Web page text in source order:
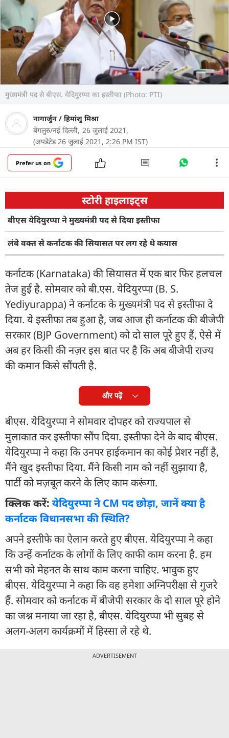
मुख्यमंत्री पद से बीएस. येदियुरप्पा का इस्तीफा (Photo: PTI)
नागार्जुन / हिमांशु मिश्रा
बेंगलुरु/नई दिल्ली, 26 जुलाई 2021,
(अपडेटेड 26 जुलाई 2021, 2:26 PM IST)
Prefer us on
स्टोरी हाइलाइट्स
बीएस येदियुरप्पा ने मुख्यमंत्री पद से दिया इस्तीफा
लंबे वक्त से कर्नाटक की सियासत पर लग रहे थे कयास
कर्नाटक (Karnataka) की सियासत में एक बार फिर हलचल
तेज हुई है. सोमवार को बी.एस. येदियुरप्पा (B. S.
Yediyurappa) ने कर्नाटक के मुख्यमंत्री पद से इस्तीफा दे
दिया. ये इस्तीफा तब हुआ है, जब आज ही कर्नाटक की बीजेपी
सरकार (BJP Government) को दो साल पूरे हुए हैं, ऐसे में
अब हर किसी की नज़र इस बात पर है कि अब बीजेपी राज्य
की कमान किसे सौंपती है.
और पढ़ें
बीएस. येदियुरप्पा ने सोमवार दोपहर को राज्यपाल से
मुलाकात कर इस्तीफा सौंप दिया. इस्तीफा देने के बाद बीएस.
येदियुरप्पा ने कहा कि उनपर हाईकमान का कोई प्रेशर नहीं है,
मैंने खुद इस्तीफा दिया. मैंने किसी नाम को नहीं सुझाया है,
पार्टी को मज़बूत करने के लिए काम करूंगा.
क्लिक करें: येदियुरप्पा ने CM पद छोड़ा, जानें क्या है
कर्नाटक विधानसभा की स्थिति?
अपने इस्तीफे का ऐलान करते हुए बीएस. येदियुरप्पा ने कहा
कि उन्हें कर्नाटक के लोगों के लिए काफी काम करना है. हम
सभी को मेहनत के साथ काम करना चाहिए. भावुक हुए
बीएस. येदियुरप्पा ने कहा कि वह हमेशा अग्निपरीक्षा से गुजरे
हैं. सोमवार को कर्नाटक में बीजेपी सरकार के दो साल पूरे होने
का जश्न मनाया जा रहा है, बीएस. येदियुरप्पा भी सुबह से
अलग-अलग कार्यक्रमों में हिस्सा ले रहे थे.
ADVERTISEMENT